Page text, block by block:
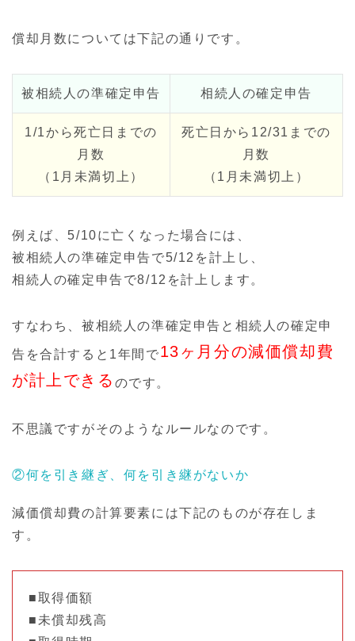
償却月数については下記の通りです。
被相続人の準確定申告 相続人の確定申告
1/1から死亡日までの
月数
（1月未満切上）
死亡日から12/31までの
月数
（1月未満切上）
例えば、5/10に亡くなった場合には、
被相続人の準確定申告で5/12を計上し、
相続人の確定申告で8/12を計上します。
すなわち、被相続人の準確定申告と相続人の確定申
告を合計すると1年間で13ヶ月分の減価償却費
が計上できる のです。
不思議ですがそのようなルールなのです。
②何を引き継ぎ、何を引き継がないか
減価償却費の計算要素には下記のものが存在しま
す。
■取得価額
■未償却残高